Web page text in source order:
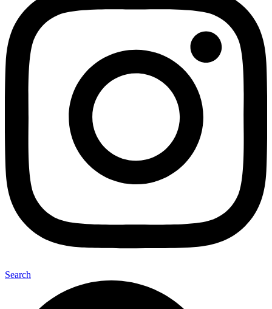
Search